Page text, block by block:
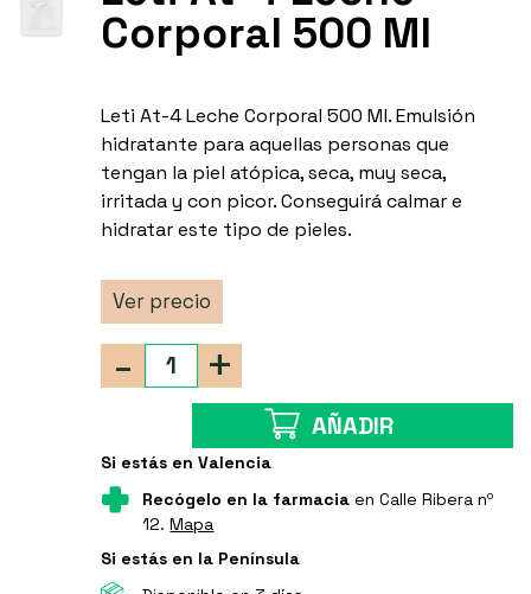
Corporal 500 Ml
Leti At-4 Leche Corporal 500 Ml. Emulsión
hidratante para aquellas personas que
tengan la piel atópica, seca, muy seca,
irritada y con picor. Conseguirá calmar e
hidratar este tipo de pieles.
Ver precio
+
-
AÑADIR
Si estás en Valencia
Recógelo en la farmacia en Calle Ribera nº
12.Mapa
Si estás en la Península